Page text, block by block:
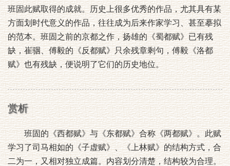
班固此赋取得的成就。历史上很多优秀的作品，尤其具有某
方面划时代意义的作品，往往成为后来作家学习、甚至摹拟
的范本。班固之前的京都之作，扬雄的《蜀都赋》已有残
缺，崔骃、傅毅的《反都赋》只余残章剩句，傅毅《洛都
赋》也有残缺，便说明了它们的历史地位。
赏析
班固的《西都赋》与《东都赋》合称《两都赋》。此赋
学习了司马相如的《子虚赋》、《上林赋》的结构方式，合
二为一，又相对独立成篇。内容划分清楚，结构较为合理。